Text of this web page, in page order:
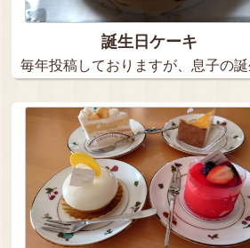
誕生日ケーキ
毎年投稿しておりますが、息子の